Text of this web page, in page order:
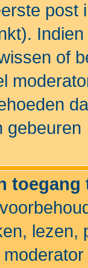
post
of
gebeuren
lezen,